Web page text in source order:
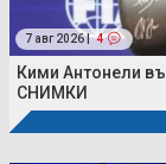
7 авг 2026 | 4
Кими Антонели
СНИМКИ